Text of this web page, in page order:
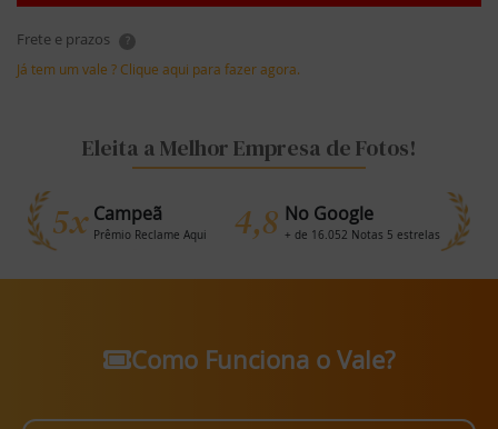
Frete e prazos ?
Já tem um vale ? Clique aqui para fazer agora.
Eleita a Melhor Empresa de Fotos!
5x Campeã
Prêmio Reclame Aqui 4,8 No Google
+ de 16.052 Notas 5 estrelas
Como Funciona o Vale?